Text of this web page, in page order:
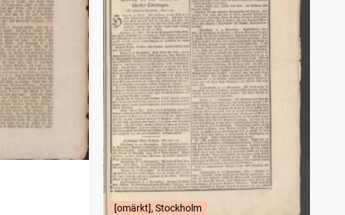
[omärkt], Stockholm